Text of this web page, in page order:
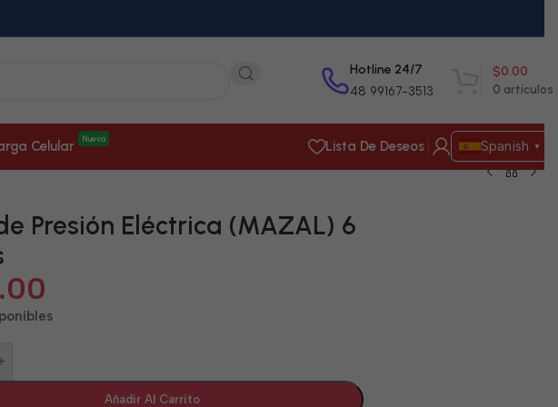
Hotline 24/7
48 99167-3513 0 artículos
$0.00
Celular Nueva Lista De Deseos Spanish ▼
Presión Eléctrica (MAZAL) 6
Añadir Al Carrito